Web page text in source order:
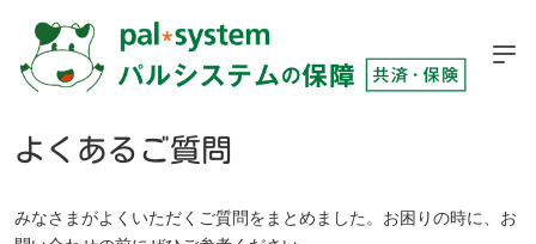
よくあるご質問
みなさまがよくいただくご質問をまとめました。お困りの時に、お